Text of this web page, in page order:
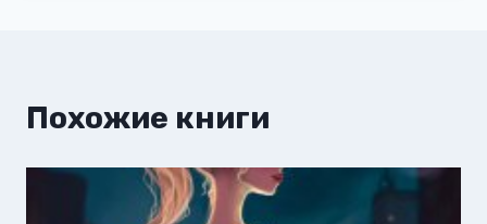
Похожие книги